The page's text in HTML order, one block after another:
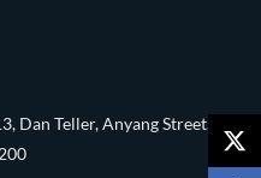
Dan Teller, Anyang Street, Ru